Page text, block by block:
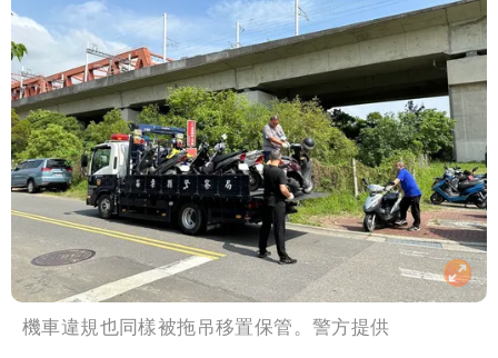
機車違規也同樣被拖吊移置保管。警方提供